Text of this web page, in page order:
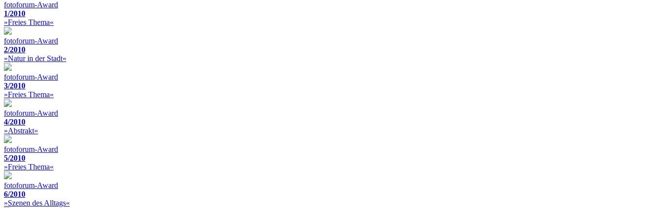
fotoforum-Award
1/2010
»Freies Thema«
fotoforum-Award
2/2010
»Natur in der Stadt«
fotoforum-Award
3/2010
»Freies Thema«
fotoforum-Award
4/2010
»Abstrakt«
fotoforum-Award
5/2010
»Freies Thema«
fotoforum-Award
6/2010
»Szenen des Alltags«